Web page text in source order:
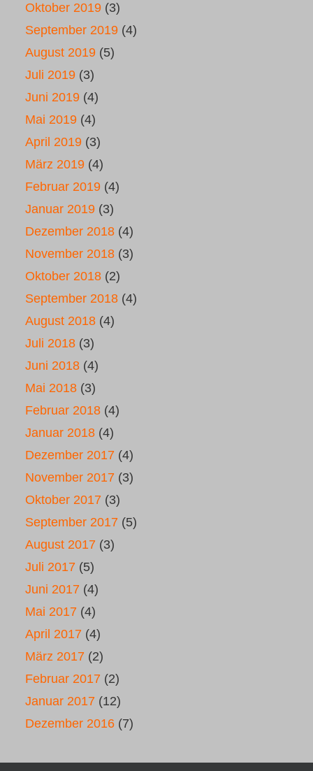
Oktober 2019 (3)
September 2019 (4)
August 2019 (5)
Juli 2019 (3)
Juni 2019 (4)
Mai 2019 (4)
April 2019 (3)
März 2019 (4)
Februar 2019 (4)
Januar 2019 (3)
Dezember 2018 (4)
November 2018 (3)
Oktober 2018 (2)
September 2018 (4)
August 2018 (4)
Juli 2018 (3)
Juni 2018 (4)
Mai 2018 (3)
Februar 2018 (4)
Januar 2018 (4)
Dezember 2017 (4)
November 2017 (3)
Oktober 2017 (3)
September 2017 (5)
August 2017 (3)
Juli 2017 (5)
Juni 2017 (4)
Mai 2017 (4)
April 2017 (4)
März 2017 (2)
Februar 2017 (2)
Januar 2017 (12)
Dezember 2016 (7)